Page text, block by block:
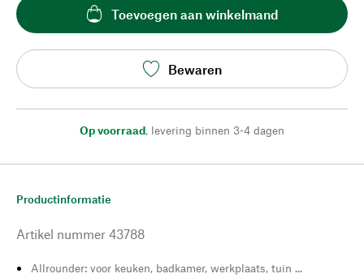
Toevoegen aan winkelmand
Bewaren
Op voorraad, levering binnen 3-4 dagen
Productinformatie
Artikel nummer 43788
Allrounder: voor keuken, badkamer, werkplaats, tuin ...